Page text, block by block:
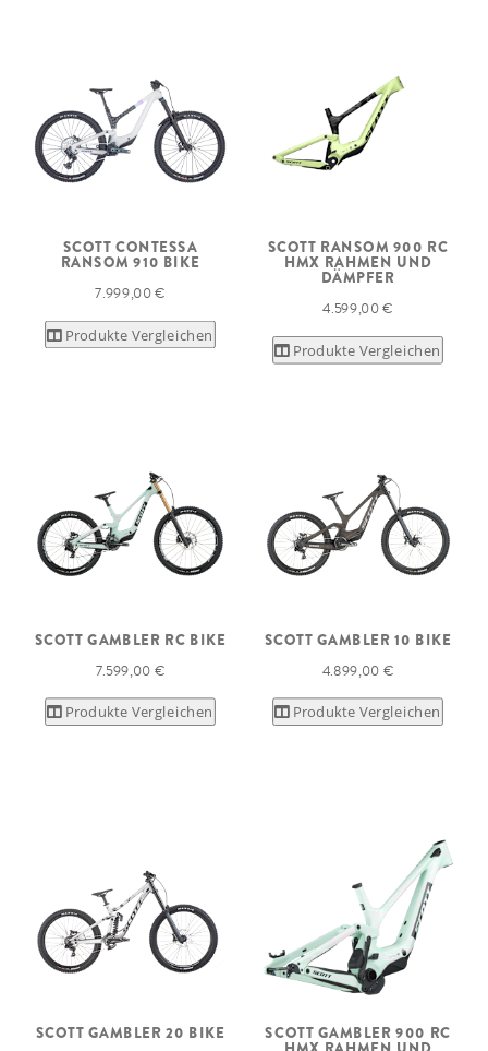
SCOTT CONTESSA
RANSOM 910 BIKE
7.999,00 €
Produkte Vergleichen
SCOTT RANSOM 900 RC
HMX RAHMEN UND
DÄMPFER
4.599,00 €
Produkte Vergleichen
SCOTT GAMBLER RC BIKE
7.599,00 €
Produkte Vergleichen
SCOTT GAMBLER 10 BIKE
4.899,00 €
Produkte Vergleichen
SCOTT GAMBLER 20 BIKE SCOTT GAMBLER 900 RC